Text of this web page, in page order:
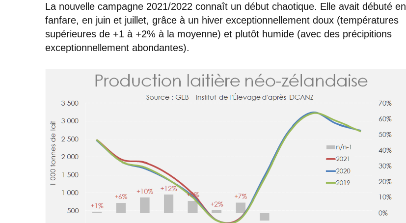
La nouvelle campagne 2021/2022 connaît un début chaotique. Elle avait débuté en
fanfare, en juin et juillet, grâce à un hiver exceptionnellement doux (températures
supérieures de +1 à +2% à la moyenne) et plutôt humide (avec des précipitions
exceptionnellement abondantes).